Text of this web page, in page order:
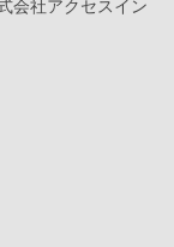
会社アクセスイン